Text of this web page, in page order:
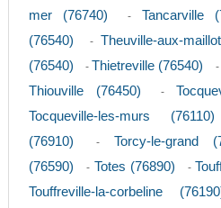
mer (76740)
- Tancarville
(76540)
- Theuville-aux-
(76540)
- Thietreville (76540) -
Thiouville (76450) -
Tocqueville-les-murs (76110)
(76910)
- Torcy-le-grand
(76590)
- Totes (76890) -
Touffreville-la-corbeline